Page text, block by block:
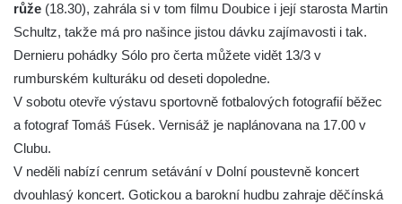
růže (18.30), zahrála si v tom filmu Doubice i její starosta Martin
Schultz, takže má pro našince jistou dávku zajímavosti i tak.
Dernieru pohádky Sólo pro čerta můžete vidět 13/3 v
rumburském kulturáku od deseti dopoledne.
V sobotu otevře výstavu sportovně fotbalových fotografií běžec
a fotograf Tomáš Fúsek. Vernisáž je naplánovana na 17.00 v
Clubu.
V neděli nabízí cenrum setávání v Dolní poustevně koncert
dvouhlasý koncert. Gotickou a barokní hudbu zahraje děčínská